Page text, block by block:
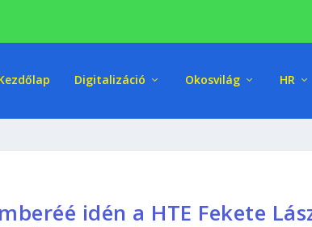
Digitalizáció Okosvilág HR
idén a HTE Fekete